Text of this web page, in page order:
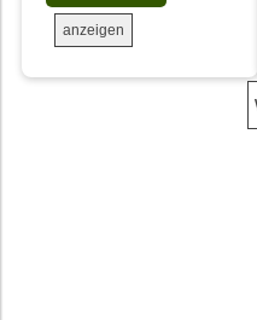
anzeigen